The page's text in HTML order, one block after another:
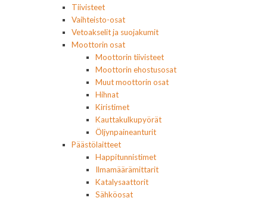
Tiivisteet
Vaihteisto-osat
Vetoakselit ja suojakumit
Moottorin osat
Moottorin tiivisteet
Moottorin ehostusosat
Muut moottorin osat
Hihnat
Kiristimet
Kauttakulkupyörät
Öljynpaineanturit
Päästölaitteet
Happitunnistimet
Ilmamäärämittarit
Katalysaattorit
Sähköosat